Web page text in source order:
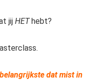
jij HEThebt?
dat mist in